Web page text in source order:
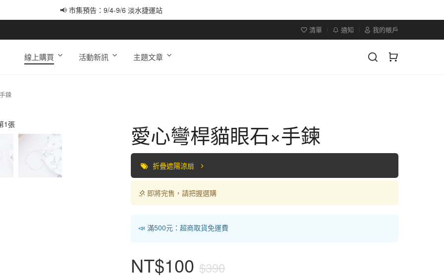
📢 市集預告：9/4-9/6 淡水捷運站
清單 通知 我的帳戶
線上購買 活動新訊 主題文章
鍊
愛心彎桿貓眼石×手鍊
折疊遮陽涼扇
即將完售，請把握選購
📣 滿500元：超商取貨免運費
NT$100 $390